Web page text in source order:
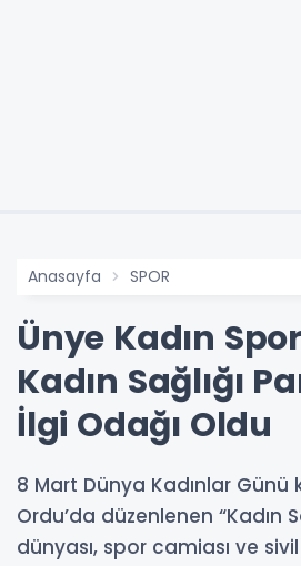
Anasayfa SPOR
Ünye Kadın
Kadın Sağlığı
İlgi Odağı Oldu
8 Mart Dünya Kadınlar Günü
Ordu’da düzenlenen “Kadın
dünyası, spor camiası ve